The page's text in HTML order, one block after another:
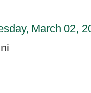
March 02,